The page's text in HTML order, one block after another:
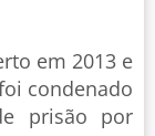
em 2013 e
condenado
prisão por